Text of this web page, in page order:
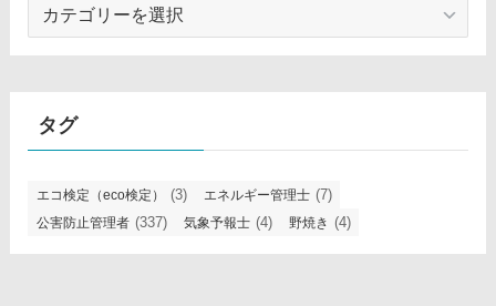
タグ
エコ検定（eco検定） (3) エネルギー管理士 (7)
公害防止管理者 (337) 気象予報士 (4) 野焼き (4)